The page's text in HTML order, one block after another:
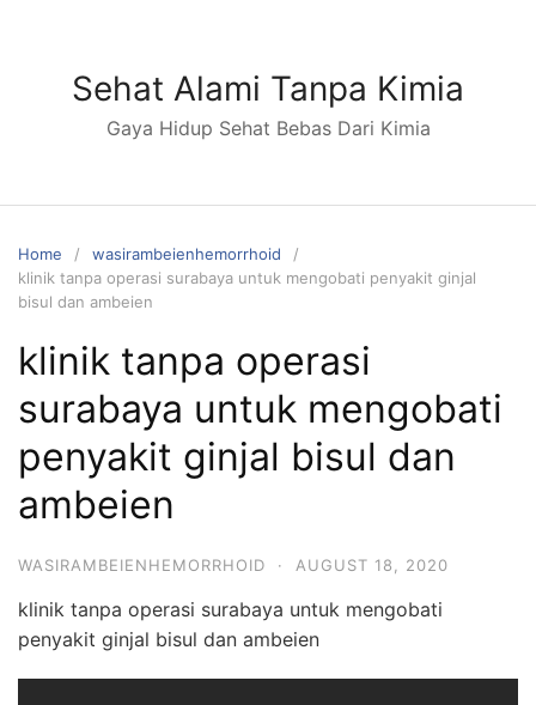
Sehat Alami Tanpa Kimia
Gaya Hidup Sehat Bebas Dari Kimia
Home
wasirambeienhemorrhoid
klinik tanpa operasi surabaya untuk mengobati penyakit ginjal
bisul dan ambeien
klinik tanpa operasi
surabaya untuk mengobati
penyakit ginjal bisul dan
ambeien
WASIRAMBEIENHEMORRHOID · AUGUST 18, 2020
klinik tanpa operasi surabaya untuk mengobati
penyakit ginjal bisul dan ambeien